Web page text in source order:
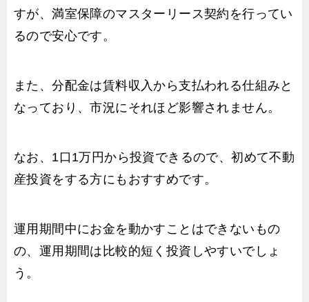
すが、満室保障のマスターリース契約を行ってい
るので安心です。
また、分配金は賃料収入から支払われる仕組みと
なっており、市況にそれほど影響されません。
なお、1口1万円から投資できるので、初めて不動
産投資をする方にもおすすめです。
運用期間中にお金を動かすことはできないもの
の、運用期間は比較的短く投資しやすいでしょ
う。